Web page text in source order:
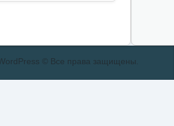
© Все права защищены.